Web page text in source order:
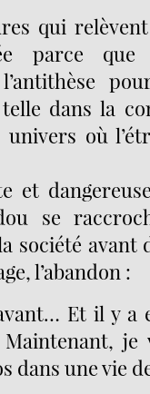
qui
parce que
dans la
où
et
se
société avant
l’abandon :
Et il y a
dans une vie